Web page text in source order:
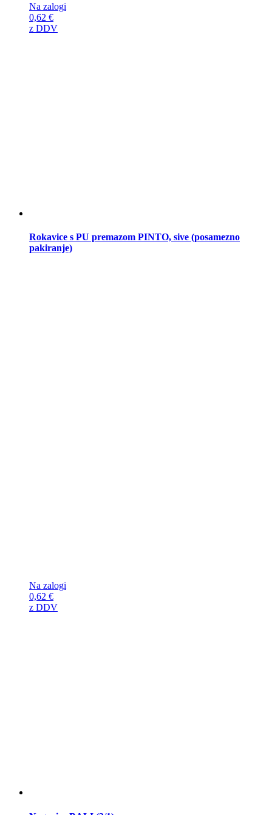
Na zalogi
0,62 €
z DDV
Rokavice s PU premazom PINTO, sive (posamezno
pakiranje)
Na zalogi
0,62 €
z DDV